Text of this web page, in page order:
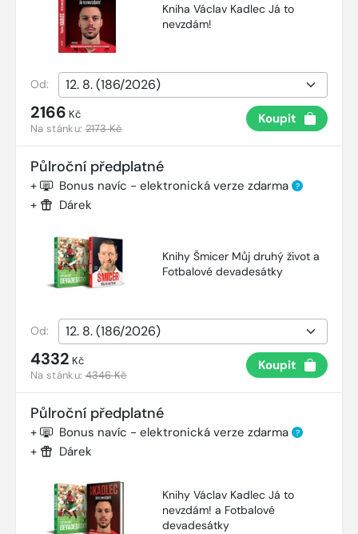
Kniha Václav Kadlec Já to
nevzdám!
Od:
2166 Kč
Na stánku:2173 Kč
Koupit
Půlroční předplatné
+ Bonus navíc - elektronická verze zdarma ?
+ Dárek
Knihy Šmicer Můj druhý život a
Fotbalové devadesátky
Od:
4332 Kč
Na stánku:4346 Kč
Koupit
Půlroční předplatné
+ Bonus navíc - elektronická verze zdarma ?
+ Dárek
Knihy Václav Kadlec Já to
nevzdám! a Fotbalové
devadesátky